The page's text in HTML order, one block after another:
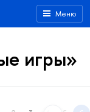
Меню
игры»